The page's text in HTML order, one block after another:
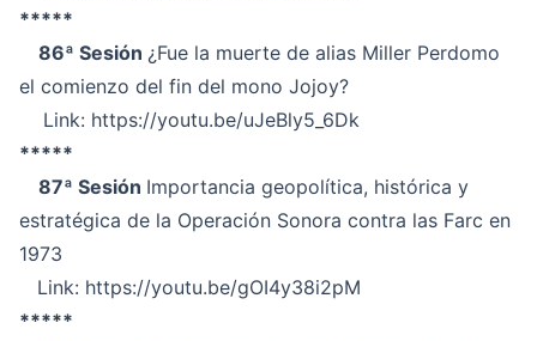
*****
86ª Sesión ¿Fue la muerte de alias Miller Perdomo
el comienzo del fin del mono Jojoy?
Link: https://youtu.be/uJeBly5_6Dk
*****
87ª Sesión Importancia geopolítica, histórica y
estratégica de la Operación Sonora contra las Farc en
1973
Link: https://youtu.be/gOI4y38i2pM
*****